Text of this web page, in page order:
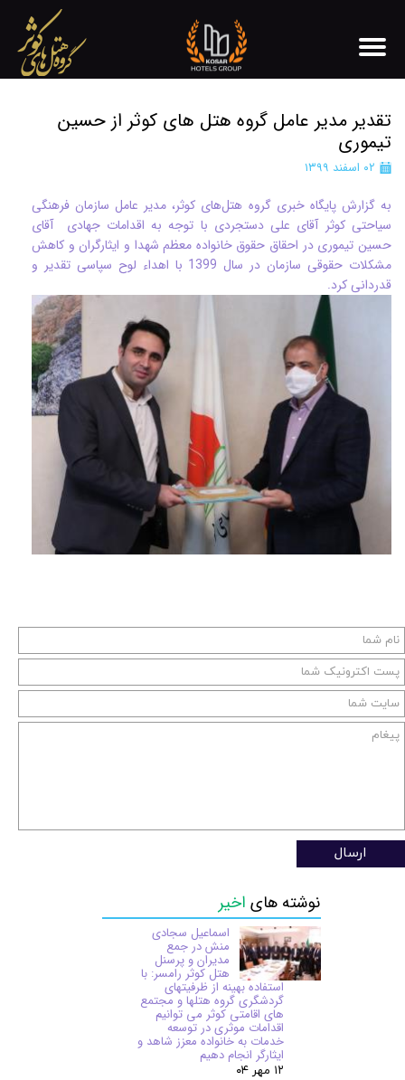
تقدیر مدیر عامل گروه هتل های کوثر از حسین
تیموری
۰۲ اسفند ۱۳۹۹
به گزارش پایگاه خبری گروه هتل‌های کوثر، مدیر عامل سازمان فرهنگی
سیاحتی کوثر آقای علی دستجردی با توجه به اقدامات جهادی آقای
حسین تیموری در احقاق حقوق خانواده معظم شهدا و ایثارگران و کاهش
مشکلات حقوقی سازمان در سال 1399 با اهداء لوح سپاسی تقدیر و
قدردانی کرد.
ارسال
نوشته های اخیر
اسماعیل سجادی
منش در جمع
مدیران و پرسنل
هتل کوثر رامسر: با
استفاده بهینه از ظرفیتهای
گردشگری گروه هتلها و مجتمع
های اقامتی کوثر می توانیم
اقدامات موثری در توسعه
خدمات به خانواده معزز شاهد و
ایثارگر انجام دهیم
۱۲ مهر ۰۴